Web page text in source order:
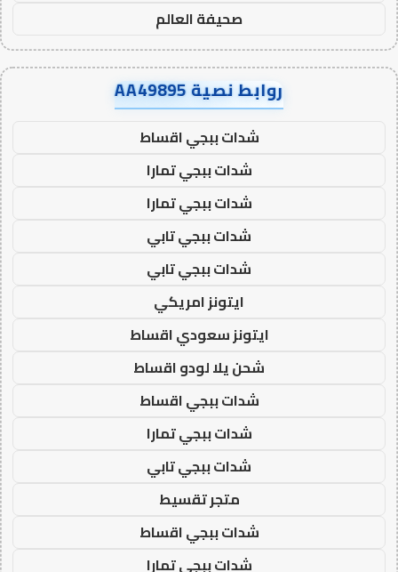
صحيفة العالم
روابط نصية AA49895
شدات ببجي اقساط
شدات ببجي تمارا
شدات ببجي تمارا
شدات ببجي تابي
شدات ببجي تابي
ايتونز امريكي
ايتونز سعودي اقساط
شحن يلا لودو اقساط
شدات ببجي اقساط
شدات ببجي تمارا
شدات ببجي تابي
متجر تقسيط
شدات ببجي اقساط
شدات ببجي تمارا